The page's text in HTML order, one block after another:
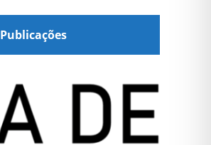
Publicações